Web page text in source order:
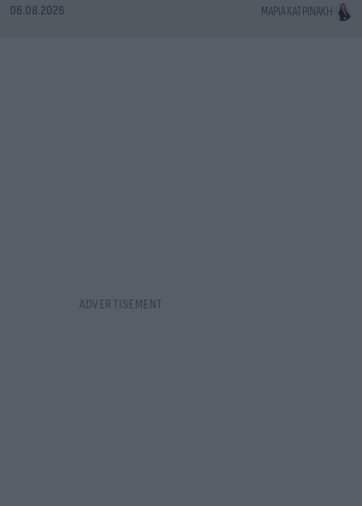
06.08.2026 ΜΑΡΊΑ ΚΑΤΡΙΝΆΚΗ